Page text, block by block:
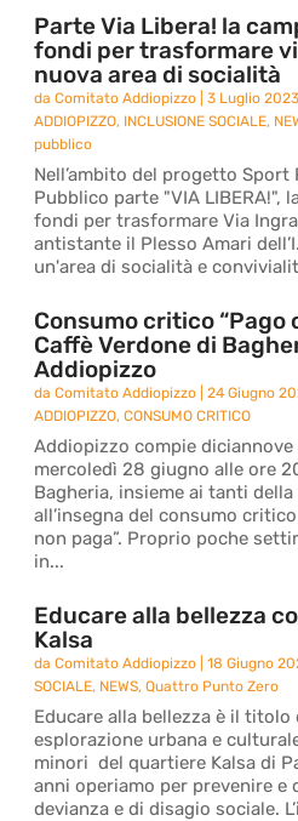
Parte Via Libera! la
fondi per trasformare
nuova area di socialità
daComitato Addiopizzo |3 Luglio 2023
ADDIOPIZZO, INCLUSIONE SOCIALE,
pubblico
Nell’ambito del progetto Sport
Pubblico parte "VIA LIBERA!",
fondi per trasformare Via
antistante il Plesso Amari
un'area di socialità e
Consumo critico “Pago
Caffè Verdone di
Addiopizzo
daComitato Addiopizzo |24 Giugno
ADDIOPIZZO,CONSUMO CRITICO
Addiopizzo compie
mercoledì 28 giugno alle ore
Bagheria, insieme ai tanti
all’insegna del consumo
non paga”. Proprio poche
in...
Educare alla bellezza
Kalsa
daComitato Addiopizzo |18 Giugno
SOCIALE, NEWS,Quattro Punto Zero
Educare alla bellezza è il
esplorazione urbana e
minori del quartiere Kalsa di
anni operiamo per prevenire
devianza e di disagio sociale.